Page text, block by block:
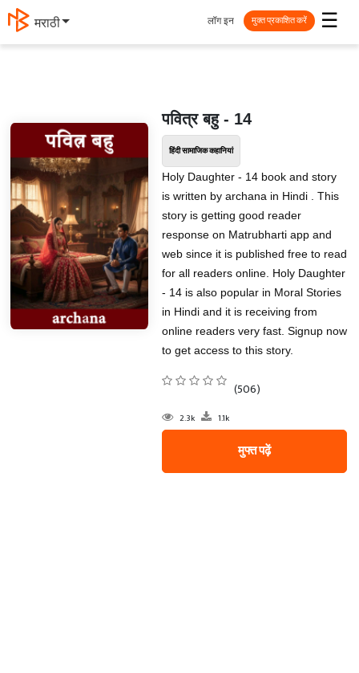
मराठी ☰
लॉग इन मुक्त प्रकाशित करें
पवित्र बहु - 14
हिंदी सामाजिक कहानियां
Holy Daughter - 14 book and story
is written by archana in Hindi . This
story is getting good reader
response on Matrubharti app and
web since it is published free to read
for all readers online. Holy Daughter
- 14 is also popular in Moral Stories
in Hindi and it is receiving from
online readers very fast. Signup now
to get access to this story.
(506)
2.3k 1.1k
मुफ्त पढ़ें